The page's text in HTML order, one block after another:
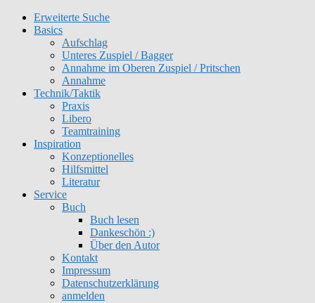
Erweiterte Suche
Basics
Aufschlag
Unteres Zuspiel / Bagger
Annahme im Oberen Zuspiel / Pritschen
Annahme
Technik/Taktik
Praxis
Libero
Teamtraining
Inspiration
Konzeptionelles
Hilfsmittel
Literatur
Service
Buch
Buch lesen
Dankeschön :)
Über den Autor
Kontakt
Impressum
Datenschutzerklärung
anmelden
Get 30% off your first purchase